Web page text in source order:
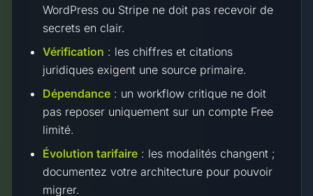
WordPress ou Stripe ne doit pas recevoir de
secrets en clair.
Vérification : les chiffres et citations
juridiques exigent une source primaire.
Dépendance : un workflow critique ne doit
pas reposer uniquement sur un compte Free
limité.
Évolution tarifaire : les modalités changent ;
documentez votre architecture pour pouvoir
migrer.